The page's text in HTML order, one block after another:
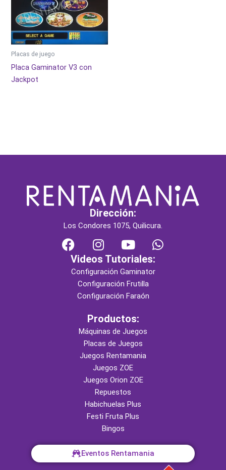
Placas de juego
Placa Gaminator V3 con
Jackpot
Dirección:
Los Condores 1075, Quilicura.
F
a
c
e
I
n
s
t
a
g
r
a
m
Y
o
u
t
u
b
e
W
h
Videos Tutoriales:
Configuración Gaminator
Configuración Frutilla
Configuración Faraón
Productos:
Máquinas de Juegos
Placas de Juegos
Juegos Rentamania
Juegos ZOE
Juegos Orion ZOE
Repuestos
Habichuelas Plus
Festi Fruta Plus
Bingos
Eventos Rentamania